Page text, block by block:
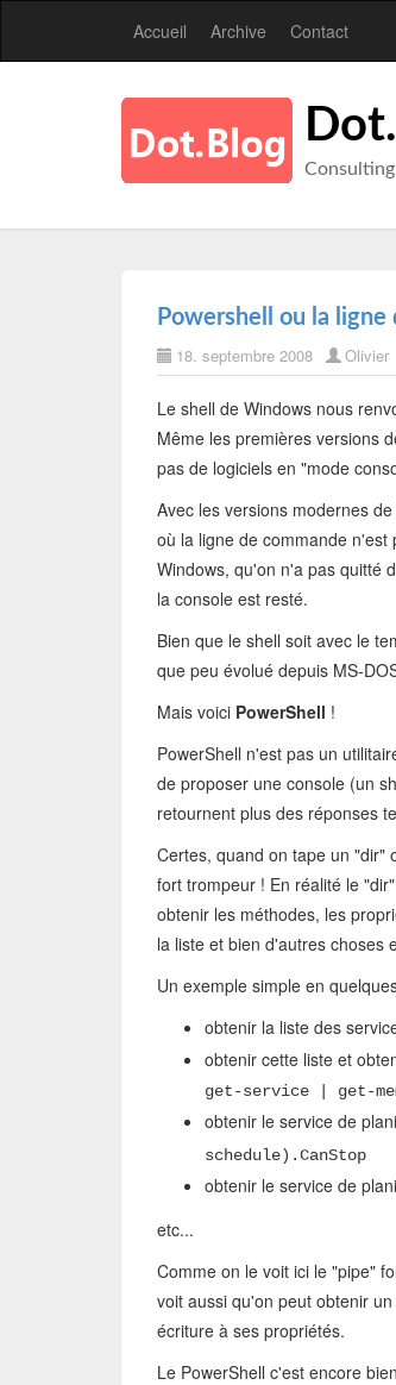
Accueil Archive Contact
Powershell ou la
18. septembre 2008 Olivier
Le shell de Windows nous
Même les premières versions
pas de logiciels en "mode
Avec les versions modernes
où la ligne de commande
Windows, qu'on n'a pas quitté
la console est resté.
Bien que le shell soit avec le
que peu évolué depuis MS-
Mais voici PowerShell !
PowerShell n'est pas un
de proposer une console (un
retournent plus des réponses
Certes, quand on tape un "dir"
fort trompeur ! En réalité le
obtenir les méthodes, les
la liste et bien d'autres choses
Un exemple simple en
obtenir la liste des
obtenir cette liste et
get-service | get-
obtenir le service de
schedule).CanStop
obtenir le service de
etc...
Comme on le voit ici le "pipe"
voit aussi qu'on peut obtenir
écriture à ses propriétés.
Le PowerShell c'est encore